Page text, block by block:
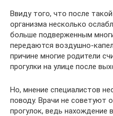
Ввиду того, что после
организма несколько
больше подверженным
передаются воздушно-
причине многие родители
прогулки на улице после
Но, мнение специалистов
поводу. Врачи не советуют
прогулок, ведь нахождение